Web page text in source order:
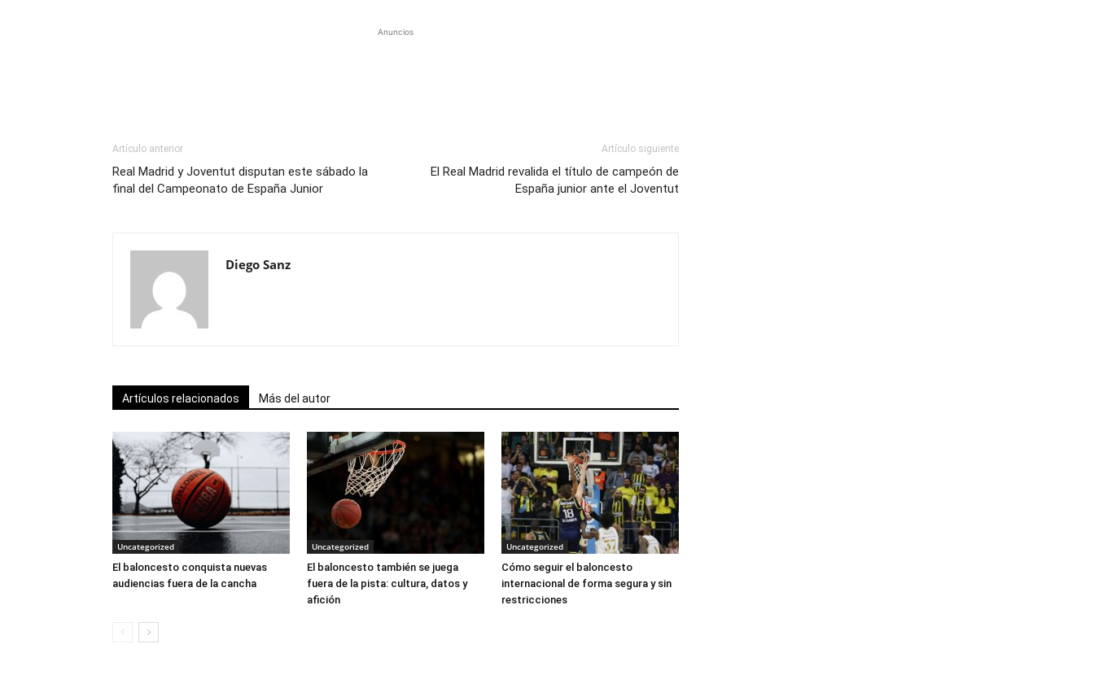
Anuncios
Artículo anterior
Real Madrid y Joventut disputan este sábado la
final del Campeonato de España Junior
Artículo siguiente
El Real Madrid revalida el título de campeón de
España junior ante el Joventut
Diego Sanz
Artículos relacionados Más del autor
Uncategorized
El baloncesto conquista nuevas
audiencias fuera de la cancha
Uncategorized
El baloncesto también se juega
fuera de la pista: cultura, datos y
afición
Uncategorized
Cómo seguir el baloncesto
internacional de forma segura y sin
restricciones